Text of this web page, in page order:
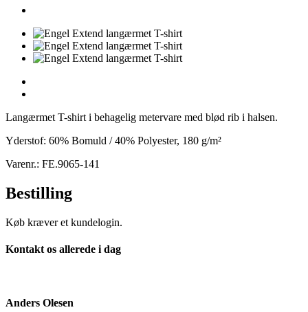
Langærmet T-shirt i behagelig metervare med blød rib i halsen.
Yderstof: 60% Bomuld / 40% Polyester, 180 g/m²
Varenr.: FE.9065-141
Bestilling
Køb kræver et kundelogin.
Kontakt os allerede i dag
Anders Olesen